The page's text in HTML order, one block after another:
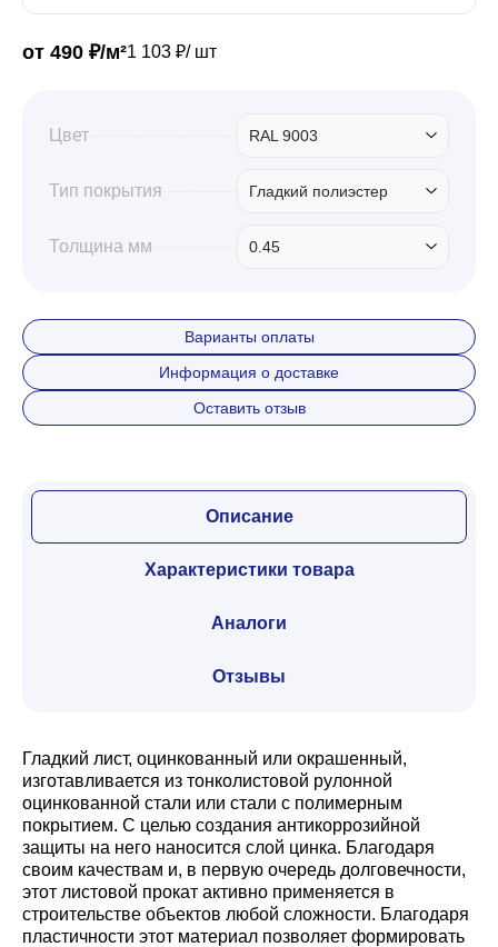
Профили для гипсокартона
от 490 ₽/м²1 103 ₽/ шт
Цвет RAL 9003
Тип покрытия Гладкий полиэстер
Толщина мм 0.45
Варианты оплаты
Информация о доставке
Оставить отзыв
Описание
Характеристики товара
Аналоги
Отзывы
Гладкий лист, оцинкованный или окрашенный,
изготавливается из тонколистовой рулонной
оцинкованной стали или стали с полимерным
покрытием. С целью создания антикоррозийной
защиты на него наносится слой цинка. Благодаря
своим качествам и, в первую очередь долговечности,
этот листовой прокат активно применяется в
строительстве объектов любой сложности. Благодаря
пластичности этот материал позволяет формировать